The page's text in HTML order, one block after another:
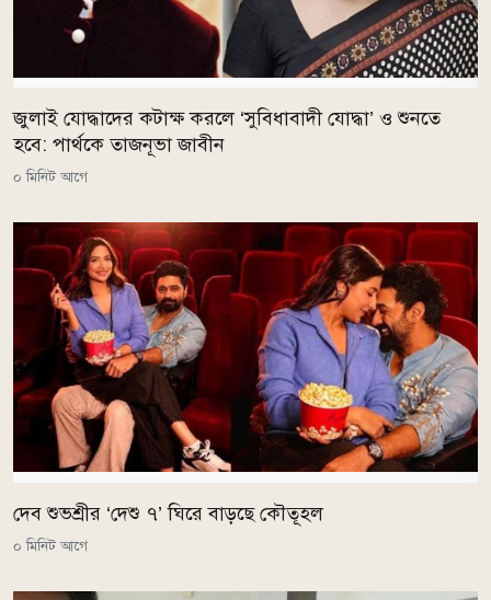
জুলাই যোদ্ধাদের কটাক্ষ করলে ‘সুবিধাবাদী যোদ্ধা’ ও শুনতে
হবে: পার্থকে তাজনূভা জাবীন
০ মিনিট আগে
দেব শুভশ্রীর ‘দেশু ৭’ ঘিরে বাড়ছে কৌতূহল
০ মিনিট আগে